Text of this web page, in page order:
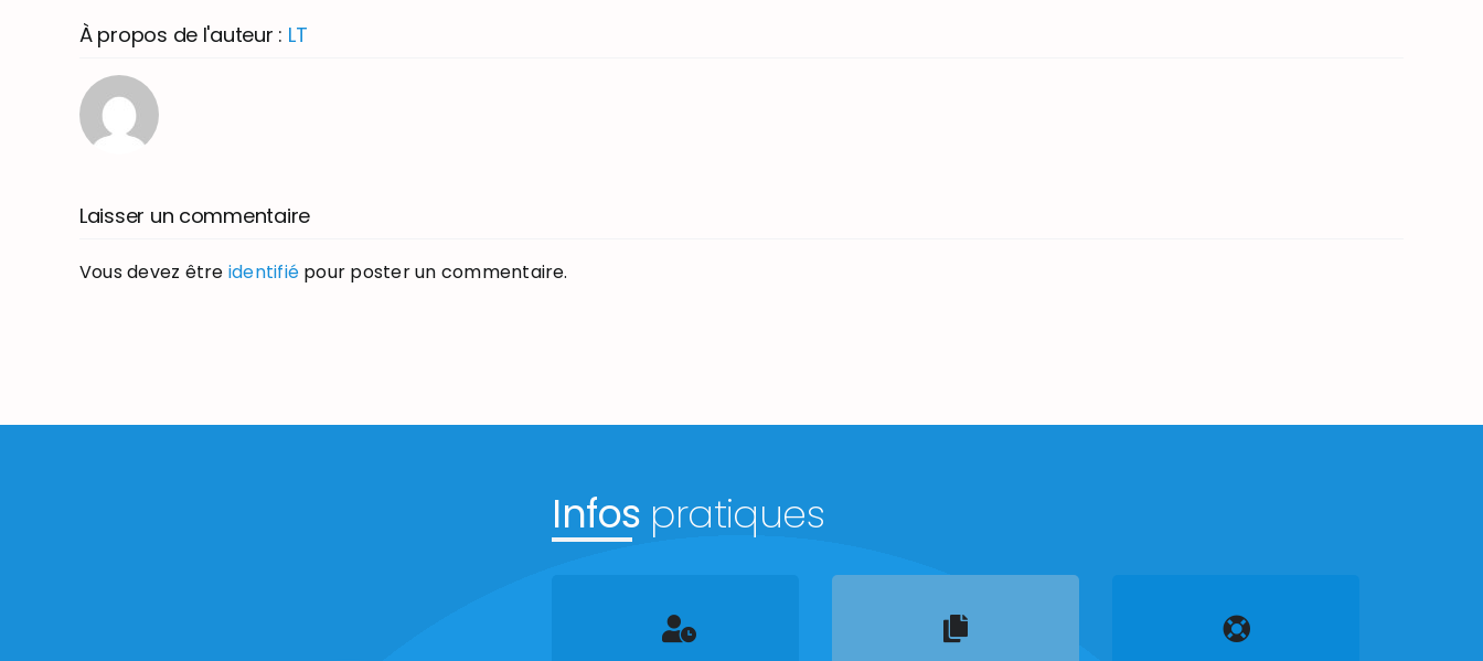
À propos de l'auteur : LT
Laisser un commentaire
Vous devez être identifié pour poster un commentaire.
Infos pratiques